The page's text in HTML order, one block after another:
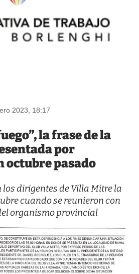
2023, 18:17
la frase de la
por
octubre pasado
dirigentes de Villa Mitre la
cuando se reunieron con
organismo provincial